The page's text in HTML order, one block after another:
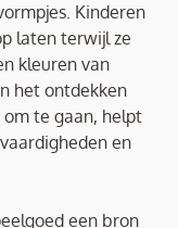
Kinderen
laten terwijl ze
kleuren van
het ontdekken
te gaan, helpt
en
een bron